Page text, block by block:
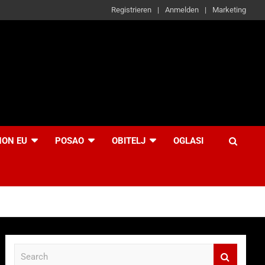
Registrieren Anmelden Marketing
EU POSAO OBITELJ OGLASI